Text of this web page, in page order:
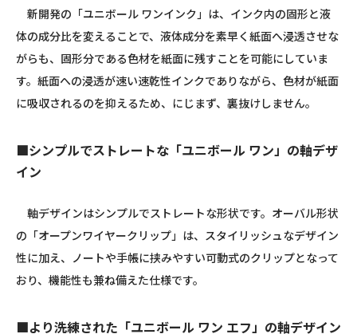
新開発の「ユニボール ワンインク」は、インク内の固形と液
体の成分比を変えることで、液体成分を素早く紙面へ浸透させな
がらも、固形分である色材を紙面に残すことを可能にしていま
す。紙面への浸透が速い速乾性インクでありながら、色材が紙面
に吸収されるのを抑えるため、にじまず、裏抜けしません。
■シンプルでストレートな「ユニボール ワン」の軸デザ
イン
軸デザインはシンプルでストレートな形状です。オーバル形状
の「オープンワイヤークリップ」は、スタイリッシュなデザイン
性に加え、ノートや手帳に挟みやすい可動式のクリップとなって
おり、機能性も兼ね備えた仕様です。
■より洗練された「ユニボール ワン エフ」の軸デザイン